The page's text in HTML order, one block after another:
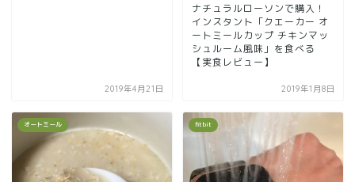
2019年4月21日
ナチュラルローソンで購入！
インスタント「クエーカー オ
ートミールカップ チキンマッ
シュルーム風味」を食べる
【実食レビュー】
2019年1月8日
オートミール fitbit